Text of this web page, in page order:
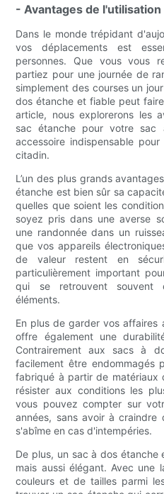
- Avantages de
Dans le monde trépidant
vos déplacements est
personnes. Que vous vous
partiez pour une journée de
simplement des courses un
dos étanche et fiable peut
article, nous explorerons les
sac étanche pour votre
accessoire indispensable
citadin.
L’un des plus grands
étanche est bien sûr sa
quelles que soient les
soyez pris dans une averse
une randonnée dans un
que vos appareils
de valeur restent en
particulièrement important
qui se retrouvent souvent
éléments.
En plus de garder vos affaires
offre également une
Contrairement aux sacs à
facilement être endommagés
fabriqué à partir de matériaux
résister aux conditions les
vous pouvez compter sur
années, sans avoir à
s'abîme en cas d'intempéries.
De plus, un sac à dos étanche
mais aussi élégant. Avec une
couleurs et de tailles parmi